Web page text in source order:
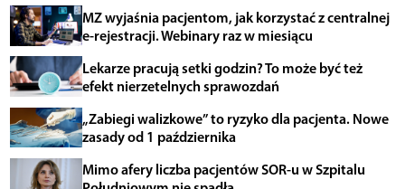
MZ wyjaśnia pacjentom, jak korzystać z centralnej
e-rejestracji. Webinary raz w miesiącu
Lekarze pracują setki godzin? To może być też
efekt nierzetelnych sprawozdań
„Zabiegi walizkowe” to ryzyko dla pacjenta. Nowe
zasady od 1 października
Mimo afery liczba pacjentów SOR-u w Szpitalu